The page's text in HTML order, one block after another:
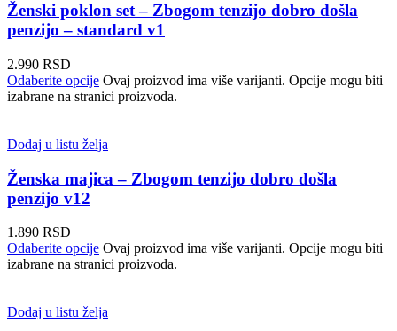
Ženski poklon set – Zbogom tenzijo dobro došla
penzijo – standard v1
2.990 RSD
Odaberite opcije Ovaj proizvod ima više varijanti. Opcije mogu biti
izabrane na stranici proizvoda.
Dodaj u listu želja
Ženska majica – Zbogom tenzijo dobro došla
penzijo v12
1.890 RSD
Odaberite opcije Ovaj proizvod ima više varijanti. Opcije mogu biti
izabrane na stranici proizvoda.
Dodaj u listu želja